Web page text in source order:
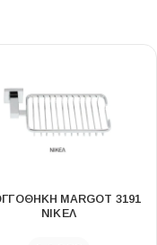
MARGOT 3191
ΝΙΚΕΛ